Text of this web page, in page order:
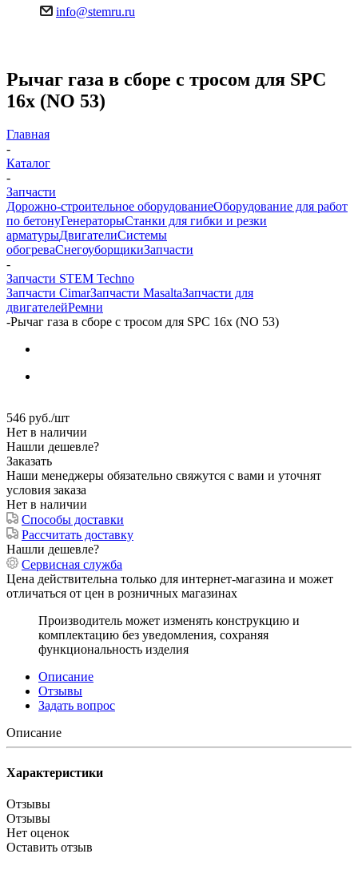
info@stemru.ru
Рычаг газа в сборе с тросом для SPC
16x (NO 53)
Главная
-
Каталог
-
Запчасти
Дорожно-строительное оборудованиеОборудование для работ
по бетонуГенераторыСтанки для гибки и резки
арматурыДвигателиСистемы
обогреваСнегоуборщикиЗапчасти
-
Запчасти STEM Techno
Запчасти CimarЗапчасти MasaltaЗапчасти для
двигателейРемни
-Рычаг газа в сборе с тросом для SPC 16x (NO 53)
546 руб./шт
Нет в наличии
Нашли дешевле?
Заказать
Наши менеджеры обязательно свяжутся с вами и уточнят
условия заказа
Нет в наличии
Способы доставки
Рассчитать доставку
Нашли дешевле?
Сервисная служба
Цена действительна только для интернет-магазина и может
отличаться от цен в розничных магазинах
Производитель может изменять конструкцию и
комплектацию без уведомления, сохраняя
функциональность изделия
Описание
Отзывы
Задать вопрос
Описание
Характеристики
Отзывы
Отзывы
Нет оценок
Оставить отзыв